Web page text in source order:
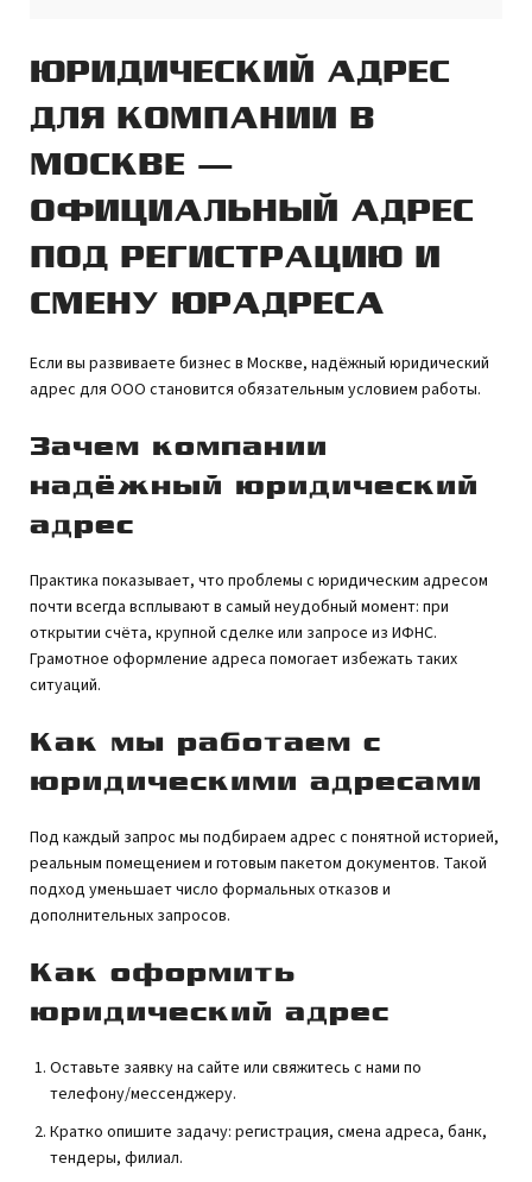
ЮРИДИЧЕСКИЙ АДРЕС
ДЛЯ КОМПАНИИ В
МОСКВЕ —
ОФИЦИАЛЬНЫЙ АДРЕС
ПОД РЕГИСТРАЦИЮ И
СМЕНУ ЮРАДРЕСА
Если вы развиваете бизнес в Москве, надёжный юридический
адрес для ООО становится обязательным условием работы.
Зачем компании
надёжный юридический
адрес
Практика показывает, что проблемы с юридическим адресом
почти всегда всплывают в самый неудобный момент: при
открытии счёта, крупной сделке или запросе из ИФНС.
Грамотное оформление адреса помогает избежать таких
ситуаций.
Как мы работаем с
юридическими адресами
Под каждый запрос мы подбираем адрес с понятной историей,
реальным помещением и готовым пакетом документов. Такой
подход уменьшает число формальных отказов и
дополнительных запросов.
Как оформить
юридический адрес
Оставьте заявку на сайте или свяжитесь с нами по
телефону/мессенджеру.
Кратко опишите задачу: регистрация, смена адреса, банк,
тендеры, филиал.